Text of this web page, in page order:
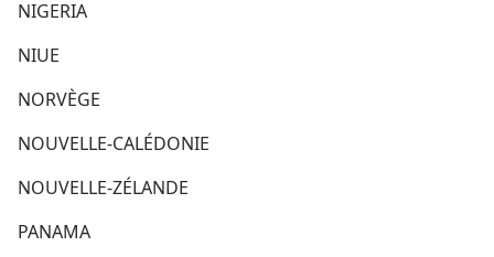
NIGERIA
NIUE
NORVÈGE
NOUVELLE-CALÉDONIE
NOUVELLE-ZÉLANDE
PANAMA